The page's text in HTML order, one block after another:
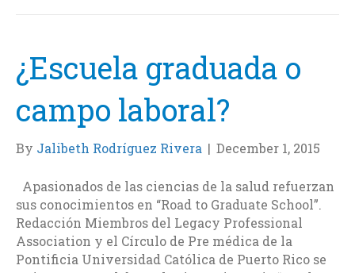
o r I
¿Escuela graduada o
campo laboral?
By Jalibeth Rodríguez Rivera | December 1, 2015
Apasionados de las ciencias de la salud refuerzan
sus conocimientos en “Road to Graduate School”.
Redacción Miembros del Legacy Professional
Association y el Círculo de Pre médica de la
Pontificia Universidad Católica de Puerto Rico se